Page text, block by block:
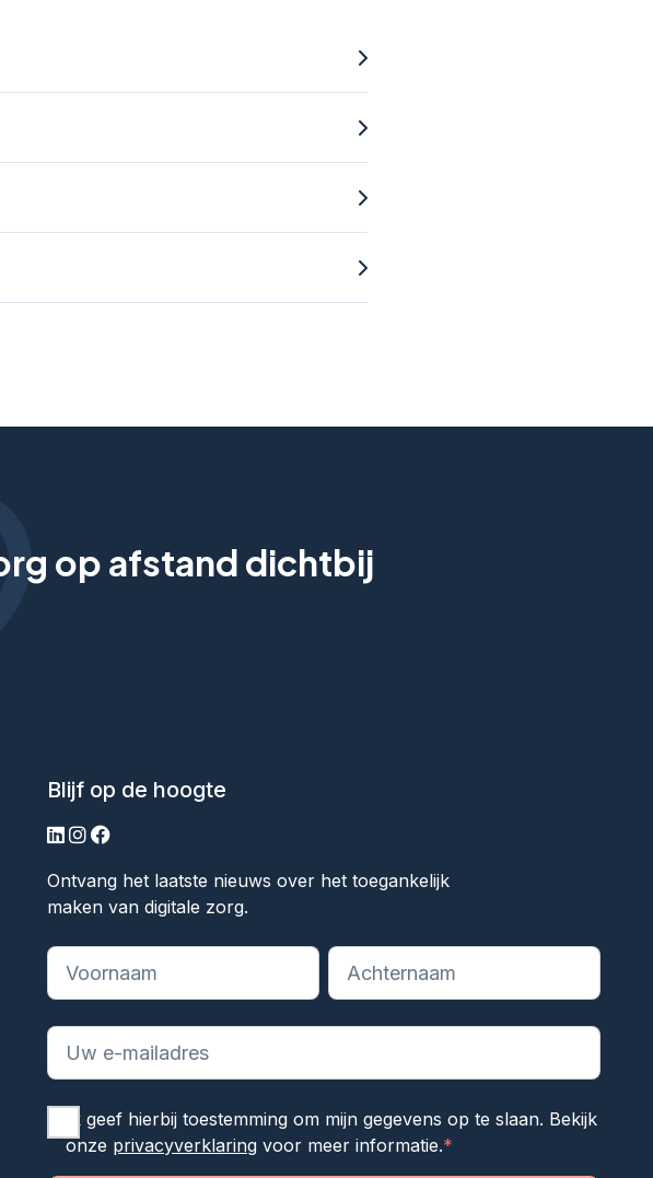
op afstand dichtbij
Blijf op de hoogte
linkedin
instagram
facebook
Ontvang het laatste nieuws over het toegankelijk
maken van digitale zorg.
"*" geeft vereiste velden aan
Ik geef hierbij toestemming om mijn gegevens op te slaan. Bekijk
onze privacyverklaring voor meer informatie.*